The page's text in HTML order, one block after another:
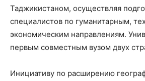
Таджикистаном, осуществляя
специалистов по гуманитарным,
экономическим направлениям.
первым совместным вузом двух
Инициативу по расширению